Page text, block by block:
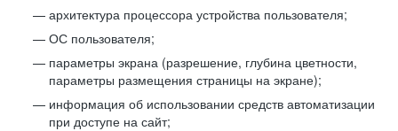
архитектура процессора устройства пользователя;
ОС пользователя;
параметры экрана (разрешение, глубина цветности,
параметры размещения страницы на экране);
информация об использовании средств автоматизации
при доступе на сайт;